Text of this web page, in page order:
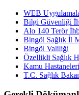
WEB
Bilgi Güvenliği
Alo 140 Terör
Bingöl Sağlık İl
Bingöl Valiliği
Özellikli Sağlık
Kamu
T.C. Sağlık